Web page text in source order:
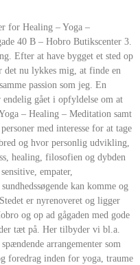
for Healing – Yoga –
40 B – Hobro Butikscenter 3.
Efter at have bygget et sted op
det nu lykkes mig, at finde en
passion som jeg. En
endelig gået i opfyldelse om at
– Healing – Meditation samt
med interesse for at tage
og hvor personlig udvikling,
healing, filosofien og dybden
empater,
kan komme og
er nyrenoveret og ligger
og op ad gågaden med gode
tæt på. Her tilbyder vi bl.a.
arrangementer som
foredrag inden for yoga, traume